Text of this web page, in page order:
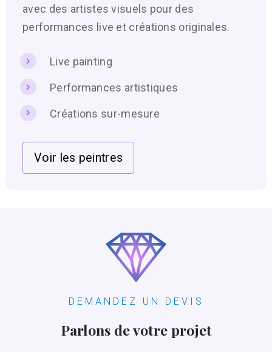
avec des artistes visuels pour des
performances live et créations originales.
Live painting
Performances artistiques
Créations sur-mesure
Voir les peintres
DEMANDEZ UN DEVIS
Parlons de votre projet